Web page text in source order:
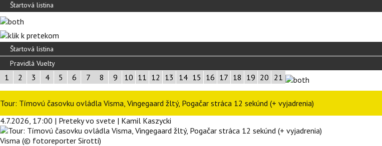
Štartová listina
Štartová listina
Pravidlá Vuelty
1 2 3 4 5 6 7 8 9 10 11 12 13 14 15 16 17 18 19 20 21
Tour: Tímovú časovku ovládla Visma, Vingegaard žltý, Pogačar stráca 12 sekúnd (+ vyjadrenia)
4.7.2026, 17:00 | Preteky vo svete | Kamil Kaszycki
Visma (© fotoreporter Sirotti)